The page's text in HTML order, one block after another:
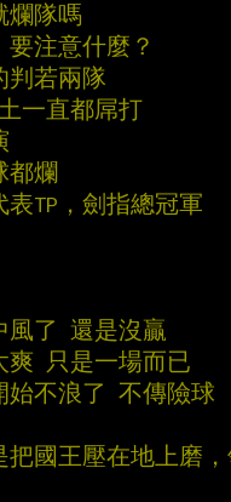
爛隊嗎
注意什麼？
判若兩隊
一直都屌打
都爛
TP，劍指總冠軍
風了 還是沒贏
爽 只是一場而已
始不浪了 不傳險球
國王壓在地上磨